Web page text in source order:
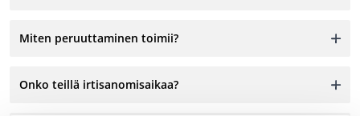
Miten peruuttaminen toimii?
Onko teillä irtisanomisaikaa?